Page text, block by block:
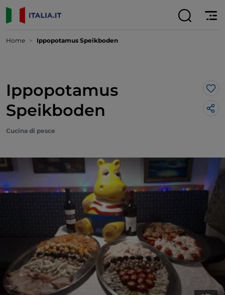
Home Ippopotamus Speikboden
Ippopotamus
Speikboden
Cucina di pesce